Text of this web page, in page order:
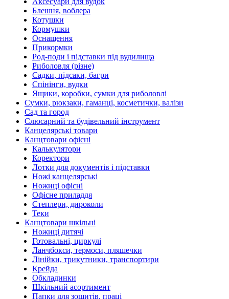
Блешня, воблера
Котушки
Кормушки
Оснащення
Прикормки
Род-поди і підставки під вудилища
Риболовля (різне)
Садки, підсаки, багри
Спінінги, вудки
Ящики, коробки, сумки для риболовлі
Сумки, рюкзаки, гаманці, косметички, валізи
Сад та город
Слюсарний та будівельний інструмент
Канцелярські товари
Канцтовари офісні
Калькулятори
Коректори
Лотки для документів і підставки
Ножі канцелярські
Ножиці офісні
Офісне приладдя
Степлери, дироколи
Теки
Канцтовари шкільні
Ножиці дитячі
Готовальні, циркулі
Ланчбокси, термоси, пляшечки
Лінійки, трикутники, транспортири
Крейда
Обкладинки
Шкільний асортимент
Папки для зошитів, праці